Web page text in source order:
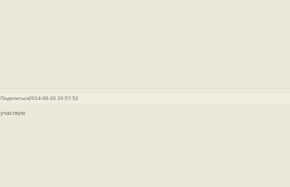
Поделиться2014-06-20 20:57:52
участвую